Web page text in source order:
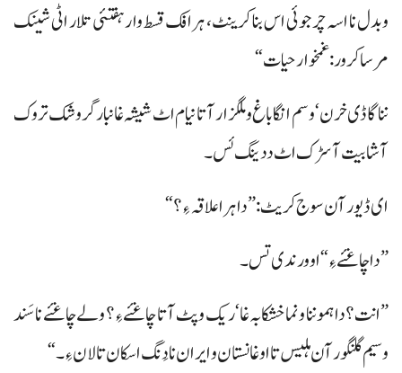
وبدل نا اسہ چرجوئی اس بنا کرینٹ، ہرافک قسط وار ہفتئی تلار اٹی شینک
مرسا کرور: غمخوارحیات“
ننا گاڈی خرن‘ وسم انگا باغ و ملگزار آتا نیام اٹ شیشہ غانبار گروشک تروک
آ شابیت آ سڑک اٹ ددینگ ئس۔
ای ڈیور آن سوج کریٹ: ”دا ہرا علاقہ ءِ؟“
”دا چاغئے ءِ“ او ورندی تس۔
”انت؟ دا ہمو ننا و نما خشکابہ غا‘ ریک وپٹ آتا چاغئے ءِ؟ ولے چاغئے نا سَند
وسیم گلنگور آن ہلیس تا اوغانستان و ایران نا دَنگ اسکان تالان ءِ۔“